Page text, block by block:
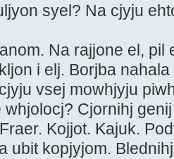
syel? Na cjyju
Na rajjone el, pil
i elj. Borjba
vsej mowhjyju
whjolocj? Cjornihj
Kojjot. Kajuk.
ubit kopjyjom.